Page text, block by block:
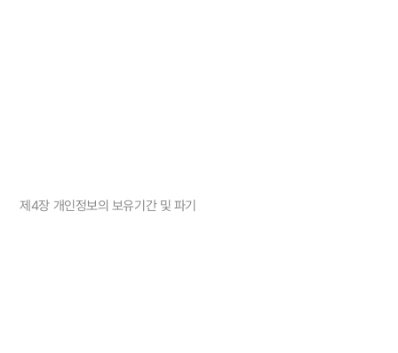
제4장 개인정보의 보유기간 및 파기